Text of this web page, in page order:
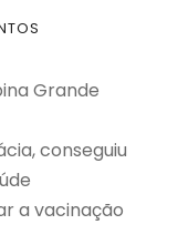
Grande
conseguiu
a vacinação